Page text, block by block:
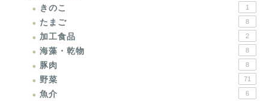
きのこ 1
たまご 8
加工食品 2
海藻・乾物 8
豚肉 8
野菜 71
魚介 6